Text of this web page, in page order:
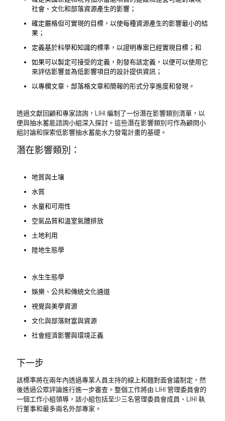
社會、文化和部落資源產生的影響；
確定嚴格但可實現的目標，以使每種資源產生的影響最小的結
果；
定義基於科學和知識的標準，以證明專案已經實現目標；和
如果可以製定可接受的定義，則發布該定義，以便可以使用它
來評估影響並為低影響項目的設計提供資訊；
以專欄文章、部落格文章和簡報的形式分享進度和發現。
透過文獻回顧和專家諮詢，LIHI 編制了一份潛在影響類別清單，以
便與抽水蓄能諮詢小組深入探討。這些潛在影響類別可作為顧問小
組討論和探索低影響抽水蓄能水力發電計畫的基礎。
潛在影響類別：
地質與土壤
水質
水量和可用性
空氣品質和溫室氣體排放
土地利用
陸地生態學
水生生態學
娛樂、公共和傳統文化通道
視覺與美學資源
文化與部落財富與資源
社會經濟影響與環境正義
下一步
該標準將在兩年內透過專業人員主持的線上和麵對面會議制定，然
後透過公眾評論進行進一步審查。整個工作將由 LIHI 管理委員會的
一個工作小組領導，該小組包括至少三名管理委員會成員、LIHI 執
行董事和最多兩名外部專家。